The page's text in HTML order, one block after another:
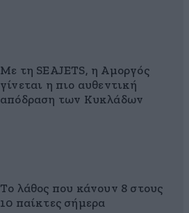
Με τη SEAJETS, η Αμοργός
γίνεται η πιο αυθεντική
απόδραση των Κυκλάδων
Το λάθος που κάνουν 8 στους
10 παίκτες σήμερα